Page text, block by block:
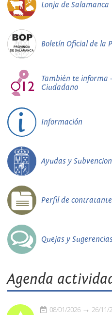
Lonja de Salamanca
Boletín Oficial de la
También te informa
Ciudadano
Información
Ayudas y
Perfil de contratante
Quejas y
Agenda
08/01/2026 26/11/